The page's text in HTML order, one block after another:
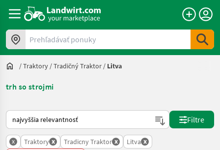
Prehľadávať ponuky
/Traktory /Tradičný Traktor / Litva
trh so strojmi
Takto sa vykonáva triedenie na Landwirt.com
Filtre
x Traktory x Tradicny Traktor x Litva x